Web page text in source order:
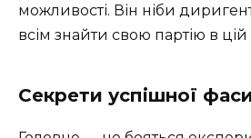
можливості. Він ніби
всім знайти свою партію в цій
Секрети успішної